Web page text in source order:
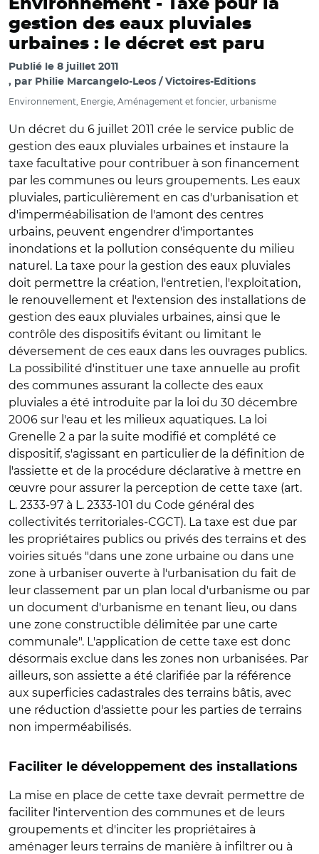
Environnement - Taxe pour la
gestion des eaux pluviales
urbaines : le décret est paru
Publié le 8 juillet 2011
par Philie Marcangelo-Leos / Victoires-Editions
Environnement, Energie, Aménagement et foncier, urbanisme
Un décret du 6 juillet 2011 crée le service public de
gestion des eaux pluviales urbaines et instaure la
taxe facultative pour contribuer à son financement
par les communes ou leurs groupements. Les eaux
pluviales, particulièrement en cas d'urbanisation et
d'imperméabilisation de l'amont des centres
urbains, peuvent engendrer d'importantes
inondations et la pollution conséquente du milieu
naturel. La taxe pour la gestion des eaux pluviales
doit permettre la création, l'entretien, l'exploitation,
le renouvellement et l'extension des installations de
gestion des eaux pluviales urbaines, ainsi que le
contrôle des dispositifs évitant ou limitant le
déversement de ces eaux dans les ouvrages publics.
La possibilité d'instituer une taxe annuelle au profit
des communes assurant la collecte des eaux
pluviales a été introduite par la loi du 30 décembre
2006 sur l'eau et les milieux aquatiques. La loi
Grenelle 2 a par la suite modifié et complété ce
dispositif, s'agissant en particulier de la définition de
l'assiette et de la procédure déclarative à mettre en
œuvre pour assurer la perception de cette taxe (art.
L. 2333-97 à L. 2333-101 du Code général des
collectivités territoriales-CGCT). La taxe est due par
les propriétaires publics ou privés des terrains et des
voiries situés "dans une zone urbaine ou dans une
zone à urbaniser ouverte à l'urbanisation du fait de
leur classement par un plan local d'urbanisme ou par
un document d'urbanisme en tenant lieu, ou dans
une zone constructible délimitée par une carte
communale". L'application de cette taxe est donc
désormais exclue dans les zones non urbanisées. Par
ailleurs, son assiette a été clarifiée par la référence
aux superficies cadastrales des terrains bâtis, avec
une réduction d'assiette pour les parties de terrains
non imperméabilisés.
Faciliter le développement des installations
La mise en place de cette taxe devrait permettre de
faciliter l'intervention des communes et de leurs
groupements et d'inciter les propriétaires à
aménager leurs terrains de manière à infiltrer ou à